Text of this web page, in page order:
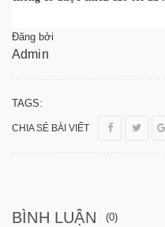
Đăng bởi
Admin
TAGS:
CHIA SẺ BÀI VIẾT
BÌNH LUẬN (0)